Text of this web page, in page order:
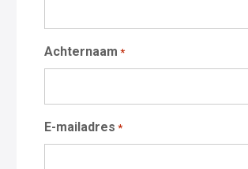
Achternaam *
E-mailadres *